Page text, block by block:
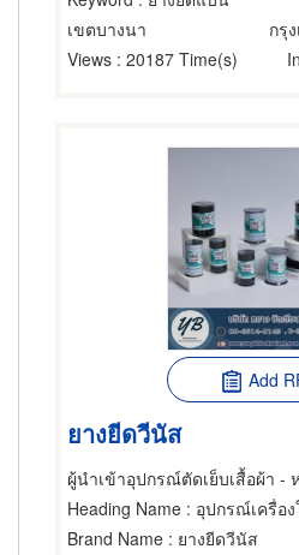
เขตบางนา
กรุ
Views : 20187 Time(s)
Add
ยางยีดวีนัส
ผู้นำเข้าอุปกรณ์ตัดเย็บเสื้อผ้า -
Heading Name : อุปกรณ์เครื่องใช้ในการผลิตเสื้อผ้า,ช่างตัดเสื้อผ้า,วัสดุและอุปกรณ์สำหรับเสื้อผ้า,ขายปลีกกระดุม,ขายส่งและผู้
Brand Name : ยางยีดวีนัส